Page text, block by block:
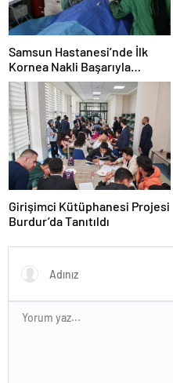
Samsun Hastanesi’nde İlk
Kornea Nakli Başarıyla
Gerçekleşti
Girişimci Kütüphanesi Projesi
Burdur’da Tanıtıldı